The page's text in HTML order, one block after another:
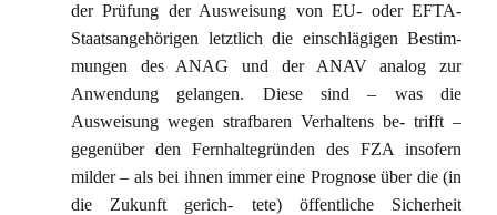
der Prüfung der Ausweisung von EU- oder EFTA-
Staatsangehörigen letztlich die einschlägigen Bestim-
mungen des ANAG und der ANAV analog zur
Anwendung gelangen. Diese sind – was die
Ausweisung wegen strafbaren Verhaltens be- trifft –
gegenüber den Fernhaltegründen des FZA insofern
milder – als bei ihnen immer eine Prognose über die (in
die Zukunft gerich- tete) öffentliche Sicherheit